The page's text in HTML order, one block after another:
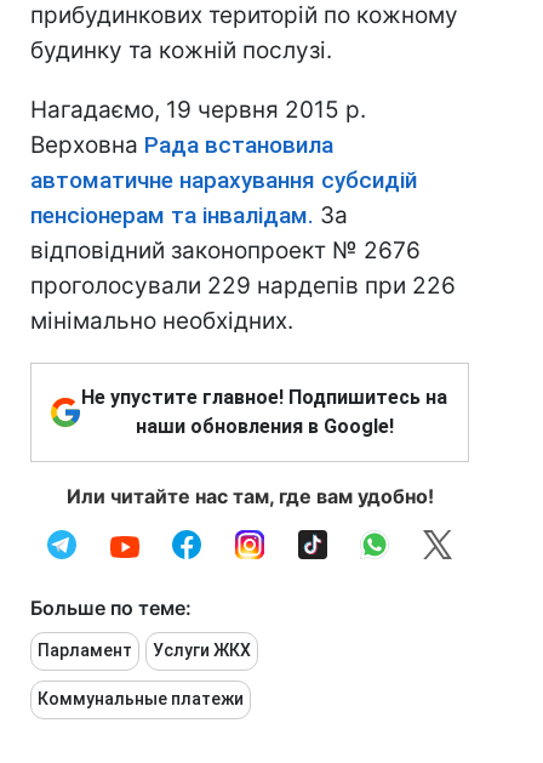
прибудинкових територій по кожному
будинку та кожній послузі.
Нагадаємо, 19 червня 2015 р.
Верховна Рада встановила
автоматичне нарахування субсидій
пенсіонерам та інвалідам. За
відповідний законопроект № 2676
проголосували 229 нардепів при 226
мінімально необхідних.
Не упустите главное! Подпишитесь на
наши обновления в Google!
Или читайте нас там, где вам удобно!
Больше по теме:
Парламент Услуги ЖКХ
Коммунальные платежи